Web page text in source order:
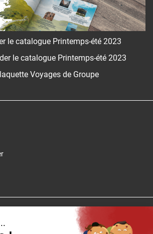
le catalogue Printemps-été 2023
le catalogue Printemps-été 2023
Voyages de Groupe